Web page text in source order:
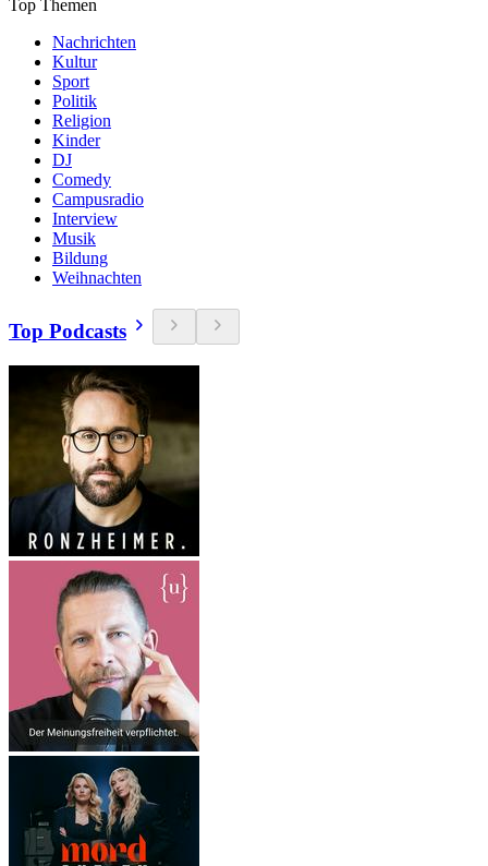
Top Themen
Nachrichten
Kultur
Sport
Politik
Religion
Kinder
DJ
Comedy
Campusradio
Interview
Musik
Bildung
Weihnachten
Top Podcasts